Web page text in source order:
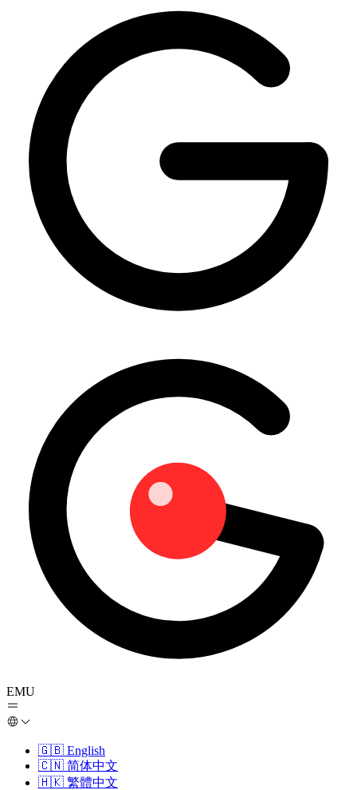
EMU
🇬🇧 English
🇨🇳 简体中文
🇭🇰 繁體中文